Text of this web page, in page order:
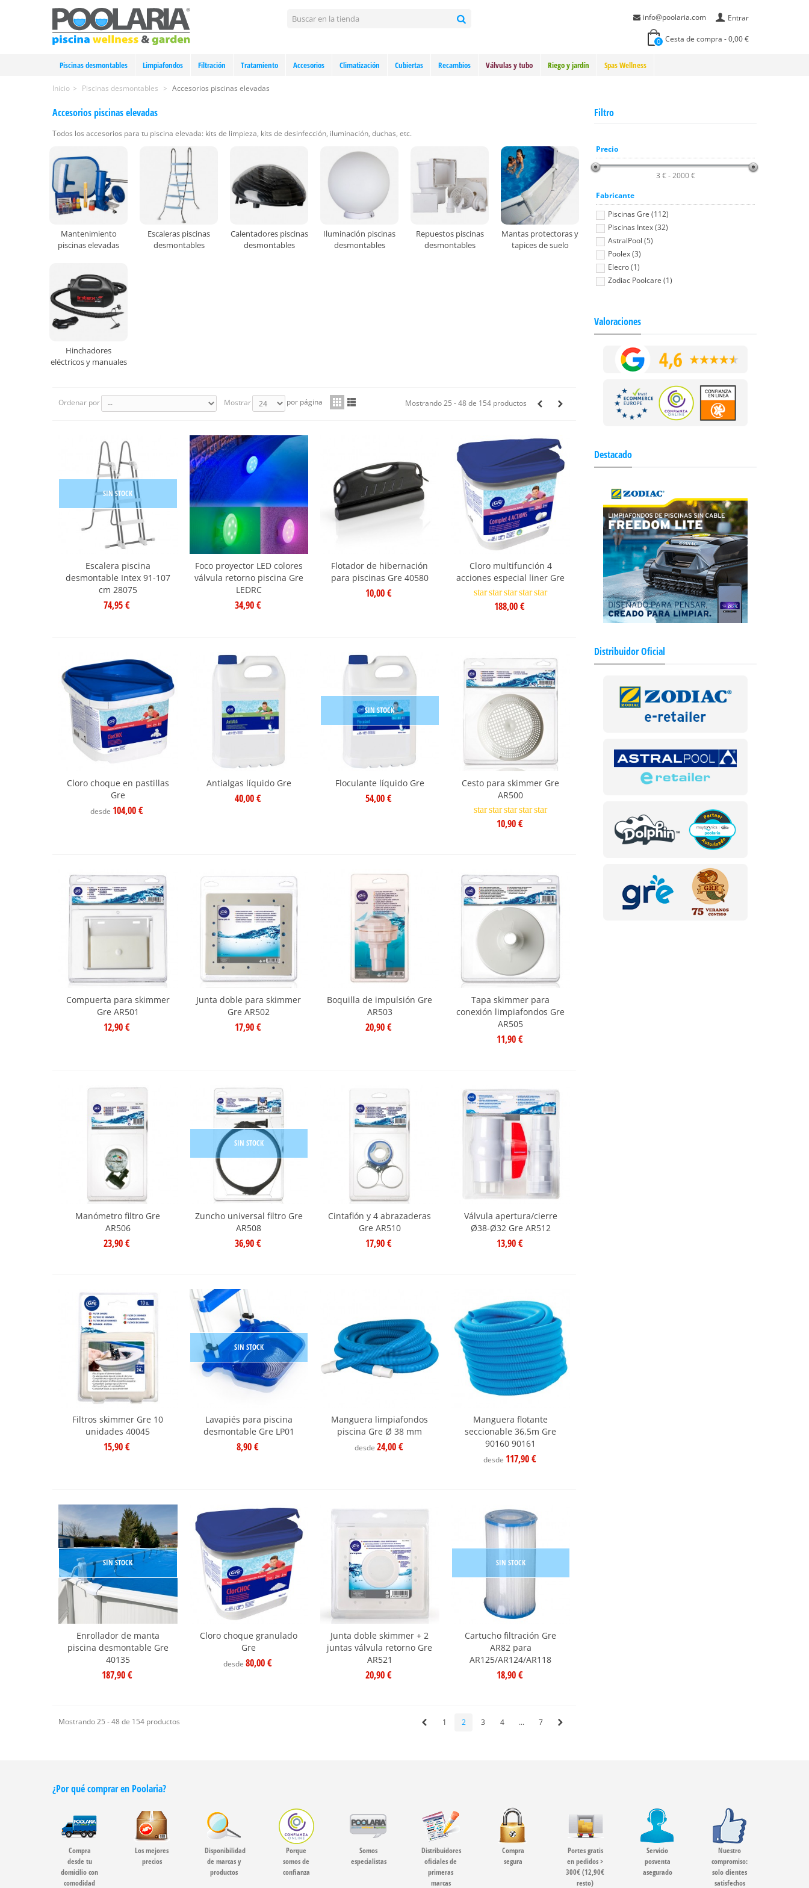
Entrar
info@poolaria.com
0 Cesta de compra -0,00 €
Piscinas desmontables Limpiafondos Filtración Tratamiento Accesorios Climatización Cubiertas Recambios Válvulas y tubo Riego y jardín Spas Wellness
Inicio > Piscinas desmontables > Accesorios piscinas elevadas
Accesorios piscinas elevadas
Todos los accesorios para tu piscina elevada: kits de limpieza, kits de desinfección, iluminación, duchas, etc.
Mantenimiento
piscinas elevadas
Escaleras piscinas
desmontables
Calentadores piscinas
desmontables
Iluminación piscinas
desmontables
Repuestos piscinas
desmontables
Mantas protectoras y
tapices de suelo
Hinchadores
eléctricos y manuales
Ordenar por Mostrar por página Mostrando 25 - 48 de 154 productos
SIN STOCK
Escalera piscina
desmontable Intex 91-107
cm 28075
74,95 €
Foco proyector LED colores
válvula retorno piscina Gre
LEDRC
34,90 €
Flotador de hibernación
para piscinas Gre 40580
10,00 €
Cloro multifunción 4
acciones especial liner Gre
starstarstarstarstar
188,00 €
Cloro choque en pastillas
Gre
desde 104,00 €
Antialgas líquido Gre
40,00 €
SIN STOCK
Floculante líquido Gre
54,00 €
Cesto para skimmer Gre
AR500
starstarstarstarstar
10,90 €
Compuerta para skimmer
Gre AR501
12,90 €
Junta doble para skimmer
Gre AR502
17,90 €
Boquilla de impulsión Gre
AR503
20,90 €
Tapa skimmer para
conexión limpiafondos Gre
AR505
11,90 €
Manómetro filtro Gre
AR506
23,90 €
SIN STOCK
Zuncho universal filtro Gre
AR508
36,90 €
Cintaflón y 4 abrazaderas
Gre AR510
17,90 €
Válvula apertura/cierre
Ø38-Ø32 Gre AR512
13,90 €
Filtros skimmer Gre 10
unidades 40045
15,90 €
SIN STOCK
Lavapiés para piscina
desmontable Gre LP01
8,90 €
Manguera limpiafondos
piscina Gre Ø 38 mm
desde 24,00 €
Manguera flotante
seccionable 36,5m Gre
90160 90161
desde 117,90 €
SIN STOCK
Enrollador de manta
piscina desmontable Gre
40135
187,90 €
Cloro choque granulado
Gre
desde80,00 €
Junta doble skimmer + 2
juntas válvula retorno Gre
AR521
20,90 €
SIN STOCK
Cartucho filtración Gre
AR82 para
AR125/AR124/AR118
18,90 €
1 2 3 4 ... 7
Mostrando 25 - 48 de 154 productos
Filtro
Precio
3 € - 2000 €
Fabricante
Piscinas Gre (112)
Piscinas Intex (32)
AstralPool (5)
Poolex (3)
Elecro (1)
Zodiac Poolcare (1)
Valoraciones
Destacado
Distribuidor Oficial
¿Por qué comprar en Poolaria?
Compra
desde tu
domicilio con
comodidad
Los mejores
precios
Disponibilidad
de marcas y
productos
Porque
somos de
confianza
Somos
especialistas
Distribuidores
oficiales de
primeras
marcas
Compra
segura
Portes gratis
en pedidos >
300€ (12,90€
resto)
Servicio
posventa
asegurado
Nuestro
compromiso:
solo clientes
satisfechos